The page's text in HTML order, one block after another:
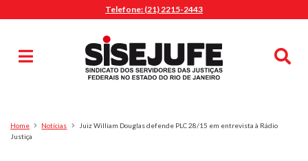
Telefone: (21) 2215-2443
Pesquisa
Home Notícias
Juiz William Douglas defende PLC 28/15 em entrevista à Rádio
Justiça
MENU
Sindicalize-se
Jurídico